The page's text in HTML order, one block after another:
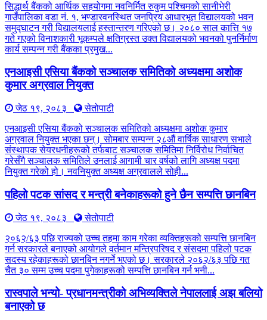
सिद्धार्थ बैंकको आर्थिक सहयोगमा नवनिर्मित रुकुम पश्चिमको सानीभेरी
गाउँपालिका वडा नं. १, भण्डारवनस्थित जनप्रिय आधारभूत विद्यालयको भवन
समुद्घाटन गरी विद्यालयलाई हस्तान्तरण गरिएको छ। २०८० साल कात्ति १७
गते गएको विनाशकारी भूकम्पले क्षतिग्रस्त उक्त विद्यालयको भवनको पुनर्निर्माण
कार्य सम्पन्न गरी बैंकका प्रमुख...
एनआइसी एसिया बैंकको सञ्चालक समितिको अध्यक्षमा अशोक
कुमार अग्रवाल नियुक्त
जेठ १९, २०८३
सेतोपाटी
एनआइसी एसिया बैंकको सञ्चालक समितिको अध्यक्षमा अशोक कुमार
अग्रवाल नियुक्त भएका छन्। सोमबार सम्पन्न २८औं वार्षिक साधारण सभाले
संस्थापक सेयरधनीहरूको तर्फबाट सञ्चालक समितिमा निर्विरोध निर्वाचित
गरेसँगै सञ्चालक समितिले उनलाई आगामी चार वर्षको लागि अध्यक्ष पदमा
नियुक्त गरेको हो। नवनियुक्त अध्यक्ष अग्रवालले सोही...
पहिलो पटक सांसद र मन्त्री बनेकाहरूको हुने छैन सम्पत्ति छानबिन
जेठ १९, २०८३
सेतोपाटी
२०६२/६३ पछि राज्यको उच्च तहमा काम गरेका व्यक्तिहरूको सम्पत्ति छानबिन
गर्न सरकारले बनाएको आयोगले वर्तमान मन्त्रिपरिषद र संसदमा पहिलो पटक
सदस्य रहेकाहरूको छानबिन नगर्ने भएको छ। सरकारले २०६२/६३ पछि गत
चैत ३० सम्म उच्च पदमा पुगेकाहरूको सम्पत्ति छानबिन गर्न भनी...
रास्वपाले भन्यो- प्रधानमन्त्रीको अभिव्यक्तिले नेपाललाई अझ बलियो
बनाएको छ